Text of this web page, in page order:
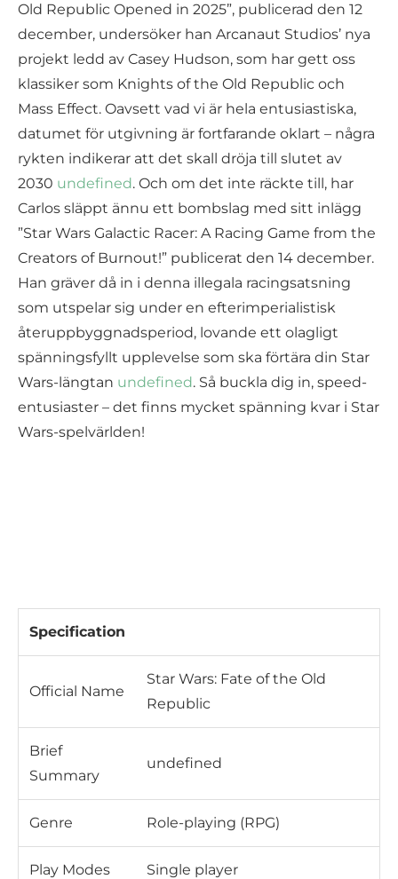
Old Republic Opened in 2025”, publicerad den 12
december, undersöker han Arcanaut Studios’ nya
projekt ledd av Casey Hudson, som har gett oss
klassiker som Knights of the Old Republic och
Mass Effect. Oavsett vad vi är hela entusiastiska,
datumet för utgivning är fortfarande oklart – några
rykten indikerar att det skall dröja till slutet av
2030 undefined. Och om det inte räckte till, har
Carlos släppt ännu ett bombslag med sitt inlägg
”Star Wars Galactic Racer: A Racing Game from the
Creators of Burnout!” publicerat den 14 december.
Han gräver då in i denna illegala racingsatsning
som utspelar sig under en efterimperialistisk
återuppbyggnadsperiod, lovande ett olagligt
spänningsfyllt upplevelse som ska förtära din Star
Wars-längtan undefined. Så buckla dig in, speed-
entusiaster – det finns mycket spänning kvar i Star
Wars-spelvärlden!
Star Wars: Fate of the Old
Brief
Summary
Genre Role-playing (RPG)